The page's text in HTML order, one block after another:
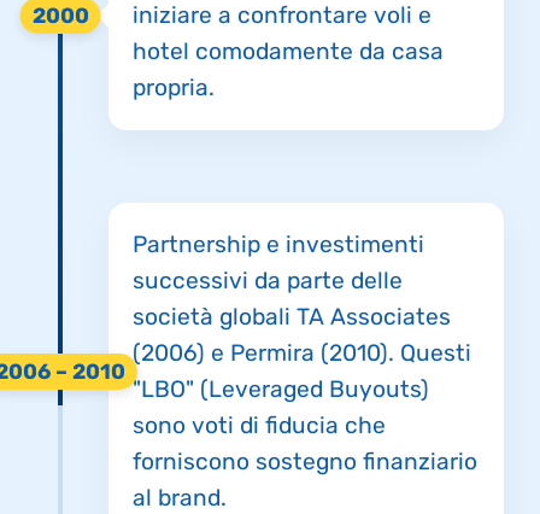
2000
iniziare a confrontare voli e
hotel comodamente da casa
propria.
– 2010
Partnership e investimenti
successivi da parte delle
società globali TA Associates
(2006) e Permira (2010). Questi
"LBO" (Leveraged Buyouts)
sono voti di fiducia che
forniscono sostegno finanziario
al brand.